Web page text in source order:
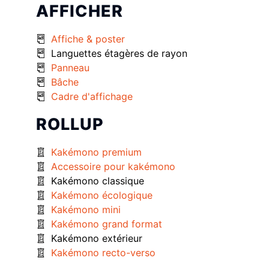
AFFICHER
Affiche & poster
Languettes étagères de rayon
Panneau
Bâche
Cadre d'affichage
ROLLUP
Kakémono premium
Accessoire pour kakémono
Kakémono classique
Kakémono écologique
Kakémono mini
Kakémono grand format
Kakémono extérieur
Kakémono recto-verso